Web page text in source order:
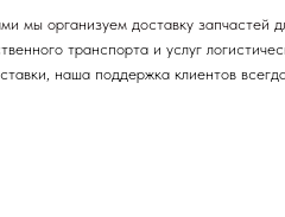
мы организуем доставку запчастей
транспорта и услуг
наша поддержка клиентов